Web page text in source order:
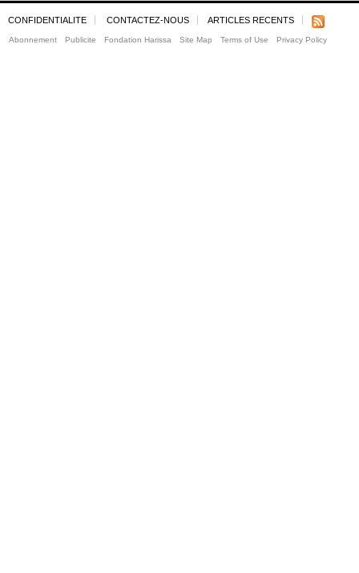
CONFIDENTIALITE CONTACTEZ-NOUS ARTICLES RECENTS
Abonnement Publicite Fondation Harissa Site Map Terms of Use Privacy Policy